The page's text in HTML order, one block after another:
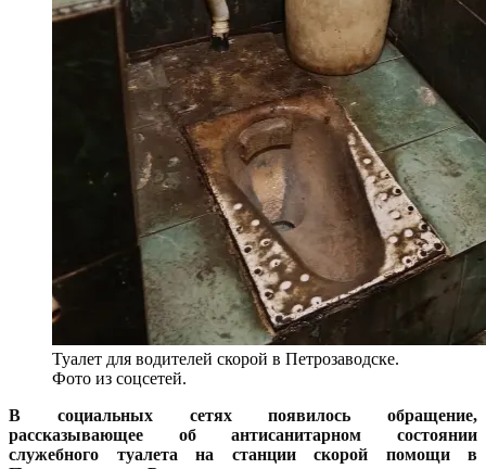
Туалет для водителей скорой в Петрозаводске.
Фото из соцсетей.
В социальных сетях появилось обращение,
рассказывающее об антисанитарном состоянии
служебного туалета на станции скорой помощи в